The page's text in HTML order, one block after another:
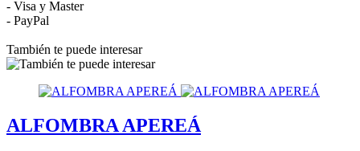
- Visa y Master
- PayPal
También te puede interesar
ALFOMBRA APEREÁ